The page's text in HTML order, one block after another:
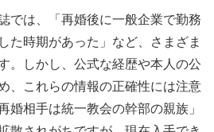
では、「再婚後に一般企業で勤務
た時期があった」など、さまざま
。しかし、公式な経歴や本人の公
、これらの情報の正確性には注意
婚相手は統一教会の幹部の親族」